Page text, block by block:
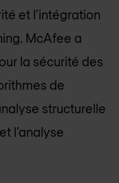
et l'intégration
McAfee a
la sécurité des
de
structurelle
l’analyse